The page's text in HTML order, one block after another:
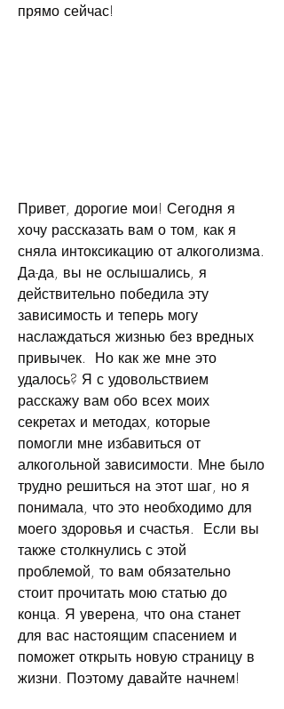
прямо сейчас!
Привет, дорогие мои! Сегодня я
хочу рассказать вам о том, как я
сняла интоксикацию от алкоголизма.
Да-да, вы не ослышались, я
действительно победила эту
зависимость и теперь могу
наслаждаться жизнью без вредных
привычек.  Но как же мне это
удалось? Я с удовольствием
расскажу вам обо всех моих
секретах и методах, которые
помогли мне избавиться от
алкогольной зависимости. Мне было
трудно решиться на этот шаг, но я
понимала, что это необходимо для
моего здоровья и счастья.  Если вы
также столкнулись с этой
проблемой, то вам обязательно
стоит прочитать мою статью до
конца. Я уверена, что она станет
для вас настоящим спасением и
поможет открыть новую страницу в
жизни. Поэтому давайте начнем!